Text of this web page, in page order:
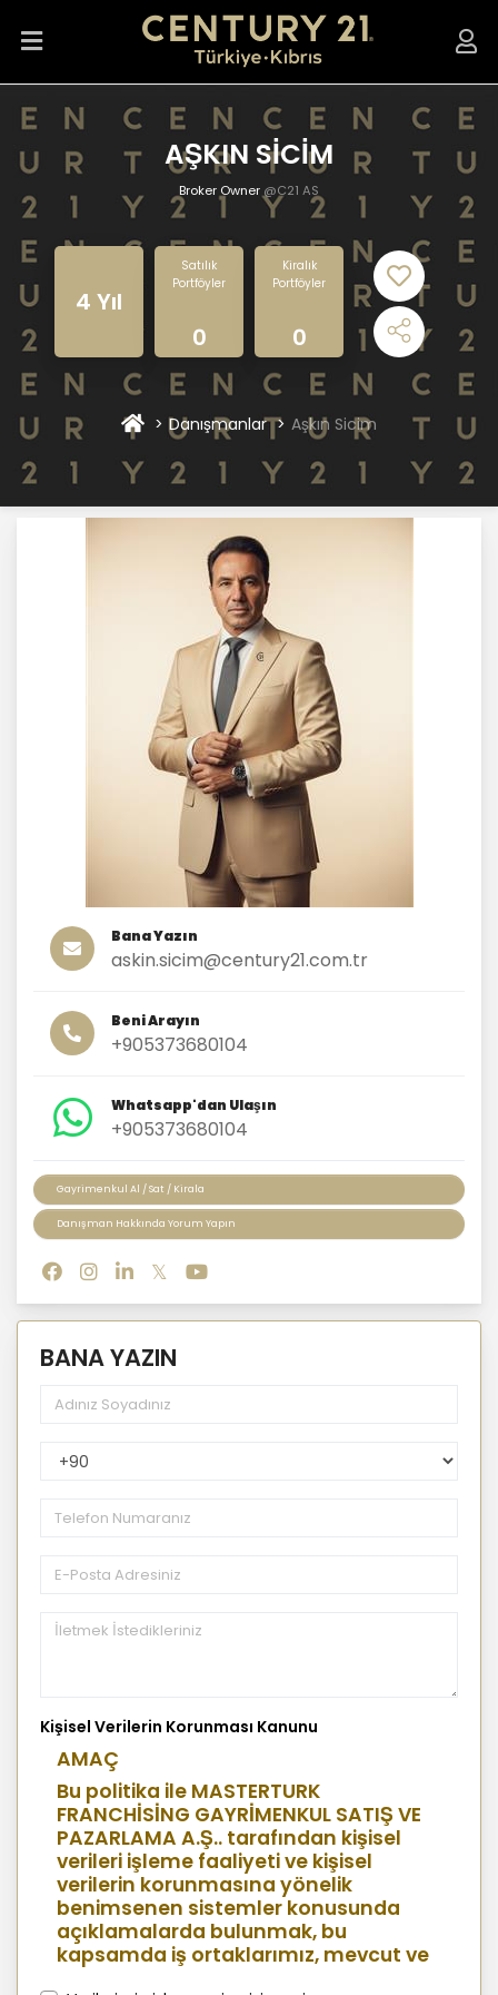
AŞKIN SİCİM
Broker Owner @C21 AS
4 Yıl
Satılık
Portföyler
0
Kiralık
Portföyler
0
Danışmanlar Aşkın Sicim
Bana Yazın
askin.sicim@century21.com.tr
Beni Arayın
+905373680104
Whatsapp'dan Ulaşın
+905373680104
Gayrimenkul Al / Sat / Kirala
Danışman Hakkında Yorum Yapın
BANA YAZIN
PhoneNumberCountryPhoneCode
Kişisel Verilerin Korunması Kanunu
AMAÇ
Bu politika ile MASTERTURK
FRANCHİSİNG GAYRİMENKUL SATIŞ VE
PAZARLAMA A.Ş.. tarafından kişisel
verileri işleme faaliyeti ve kişisel
verilerin korunmasına yönelik
benimsenen sistemler konusunda
açıklamalarda bulunmak, bu
kapsamda iş ortaklarımız, mevcut ve